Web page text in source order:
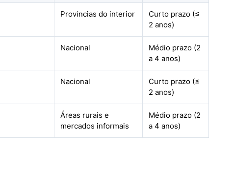
Províncias do interior
Curto prazo (≤
2 anos)
Nacional
Médio prazo (2
a 4 anos)
Nacional
Curto prazo (≤
2 anos)
Áreas rurais e
mercados informais
Médio prazo (2
a 4 anos)